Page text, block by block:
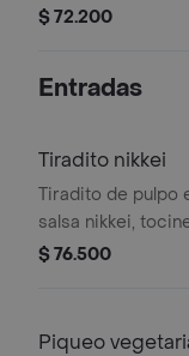
cremoso,
amarillo o rocotto
$ 72.200
Entradas
Tiradito nikkei
Tiradito de pulpo
salsa nikkei,
cilantro,
$ 76.500
Piqueo